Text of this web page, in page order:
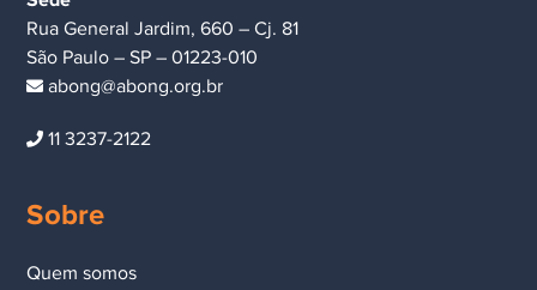
Rua General Jardim, 660 – Cj. 81
São Paulo – SP – 01223-010
abong@abong.org.br
11 3237-2122
Sobre
Quem somos